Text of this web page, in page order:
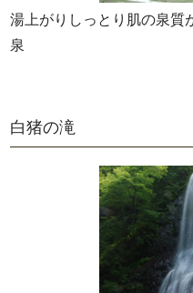
湯上がりしっとり肌の泉質
泉
白猪の滝